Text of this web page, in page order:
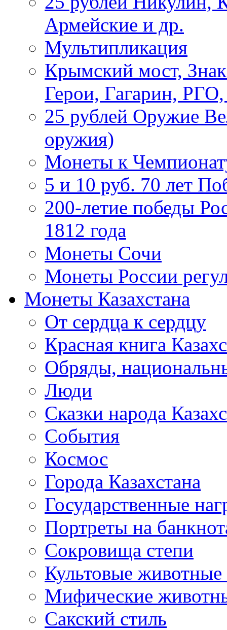
Армейские и др.
Мультипликация
Крымский мост,
Герои, Гагарин,
25 рублей Оружие
оружия)
Монеты к
5 и 10 руб. 70 лет
200-летие победы
1812 года
Монеты Сочи
Монеты России
Монеты Казахстана
От сердца к сердцу
Красная книга
Обряды,
Люди
Сказки народа
События
Космос
Города Казахстана
Государственные
Портреты на
Сокровища степи
Культовые
Мифические
Сакский стиль